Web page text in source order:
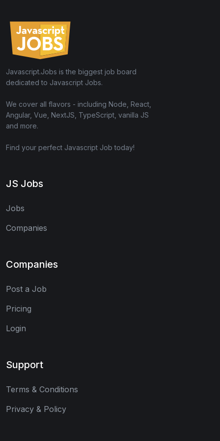
Javascript.Jobs is the biggest job board
dedicated to Javascript Jobs.
We cover all flavors - including Node, React,
Angular, Vue, NextJS, TypeScript, vanilla JS
and more.
Find your perfect Javascript Job today!
JS Jobs
Jobs
Companies
Companies
Post a Job
Pricing
Login
Support
Terms & Conditions
Privacy & Policy